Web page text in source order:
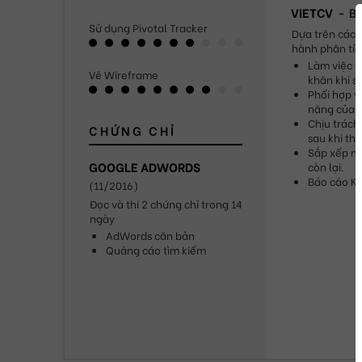
Sử dụng Pivotal Tracker
Vẽ Wireframe
CHỨNG CHỈ
GOOGLE ADWORDS
(11/2016)
Đọc và thi 2 chứng chỉ trong 14
ngày
AdWords căn bản
Quảng cáo tìm kiếm
VIETCV
Dựa trên các
hành phân
Làm việc
khăn khi
Phối hợp
năng của
Chịu
sau khi
Sắp xếp
còn lại.
Báo cáo